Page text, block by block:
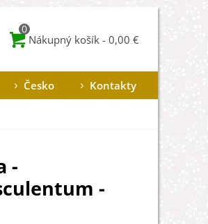
0
Nákupný košík - 0,00 €
Česko Kontakty
-
-